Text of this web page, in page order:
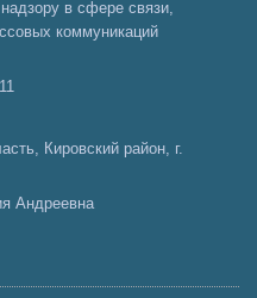
в сфере связи,
коммуникаций
Кировский район, г.
Андреевна